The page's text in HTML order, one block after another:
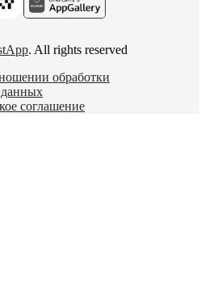
. All rights reserved
обработки
соглашение